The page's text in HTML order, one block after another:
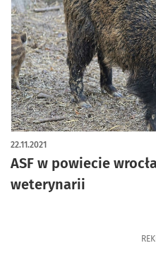
ASF w powiecie
weterynarii
22.11.2021